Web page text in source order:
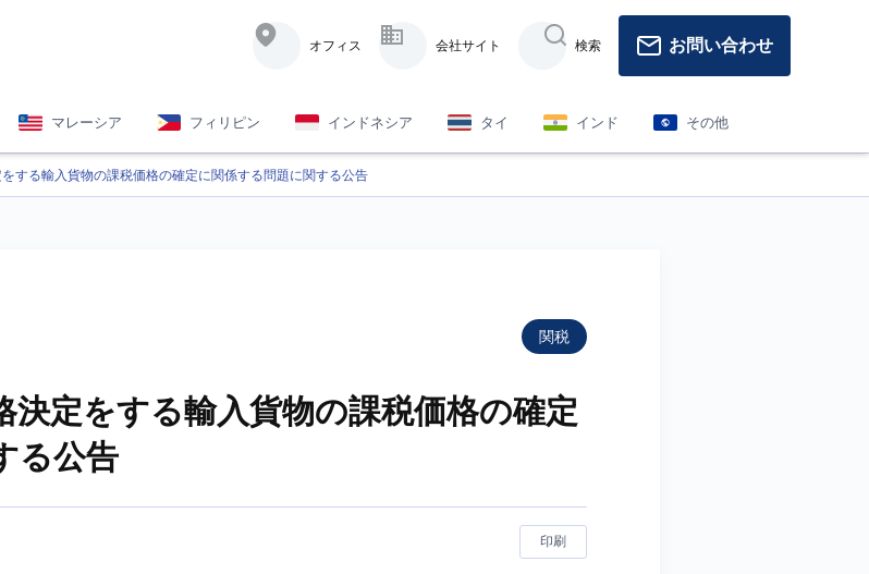
オフィス
会社サイト 検索 お問い合わせ
マレーシア フィリピン インドネシア タイ インド その他
する輸入貨物の課税価格の確定に関係する問題に関する公告
関税
決定をする輸入貨物の課税価格の確定
る公告
印刷